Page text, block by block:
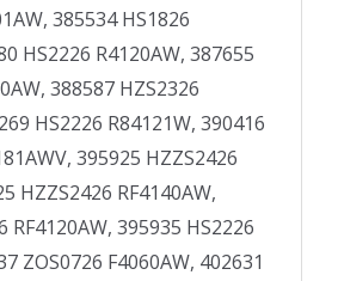
385534 HS1826
HS2226 R4120AW, 387655
388587 HZS2326
HS2226 R84121W, 390416
395925 HZZS2426
HZZS2426 RF4140AW,
RF4120AW, 395935 HS2226
ZOS0726 F4060AW, 402631